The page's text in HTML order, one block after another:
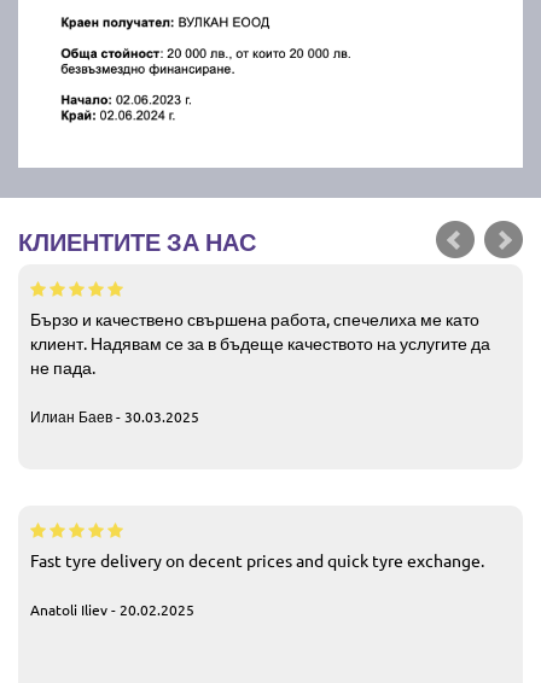
КЛИЕНТИТЕ ЗА НАС
Бързо и качествено свършена работа, спечелиха ме като
клиент. Надявам се за в бъдеще качеството на услугите да
не пада.
Илиан Баев - 30.03.2025
Fast tyre delivery on decent prices and quick tyre exchange.
Anatoli Iliev - 20.02.2025